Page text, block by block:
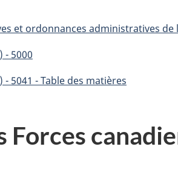
et ordonnances administratives de
- 5000
5041 - Table des matières